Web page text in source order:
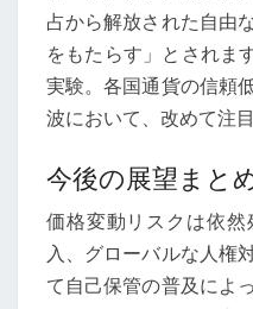
占から解放された自由
をもたらす」とされま
実験。各国通貨の信頼
波において、改めて注
今後の展望まと
価格変動リスクは依
入、グローバルな人権
て自己保管の普及によ